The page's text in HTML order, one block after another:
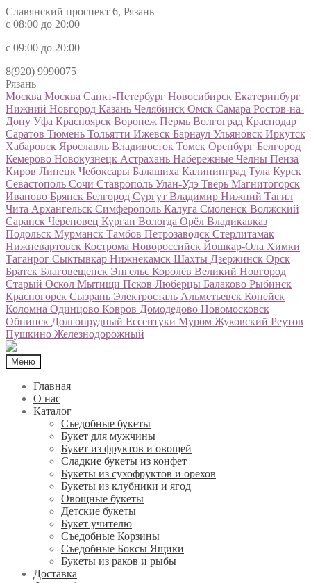
Славянский проспект 6, Рязань
с 08:00 до 20:00
с 09:00 до 20:00
8(920) 9990075
Рязань
Москва Москва Санкт-Петербург Новосибирск Екатеринбург
Нижний Новгород Казань Челябинск Омск Самара Ростов-на-
Дону Уфа Красноярск Воронеж Пермь Волгоград Краснодар
Саратов Тюмень Тольятти Ижевск Барнаул Ульяновск Иркутск
Хабаровск Ярославль Владивосток Томск Оренбург Белгород
Кемерово Новокузнецк Астрахань Набережные Челны Пенза
Киров Липецк Чебоксары Балашиха Калининград Тула Курск
Севастополь Сочи Ставрополь Улан-Удэ Тверь Магнитогорск
Иваново Брянск Белгород Сургут Владимир Нижний Тагил
Чита Архангельск Симферополь Калуга Смоленск Волжский
Саранск Череповец Курган Вологда Орёл Владикавказ
Подольск Мурманск Тамбов Петрозаводск Стерлитамак
Нижневартовск Кострома Новороссийск Йошкар-Ола Химки
Таганрог Сыктывкар Нижнекамск Шахты Дзержинск Орск
Братск Благовещенск Энгельс Королёв Великий Новгород
Старый Оскол Мытищи Псков Люберцы Балаково Рыбинск
Красногорск Сызрань Электросталь Альметьевск Копейск
Коломна Одинцово Ковров Домодедово Новомосковск
Обнинск Долгопрудный Ессентуки Муром Жуковский Реутов
Пушкино Железнодорожный
Меню
Главная
О нас
Каталог
Съедобные букеты
Букет для мужчины
Букет из фруктов и овощей
Сладкие букеты из конфет
Букеты из сухофруктов и орехов
Букеты из клубники и ягод
Овощные букеты
Детские букеты
Букет учителю
Съедобные Корзины
Съедобные Боксы Ящики
Букеты из раков и рыбы
Доставка